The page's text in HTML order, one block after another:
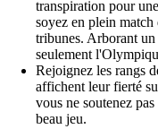
transpiration pour
soyez en plein
tribunes. Arborant un
seulement
Rejoignez les rangs
affichent leur fierté
vous ne soutenez
beau jeu.